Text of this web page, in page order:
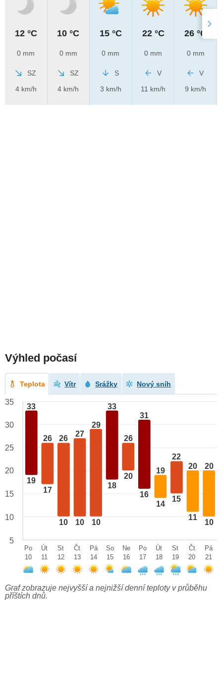
12 °C
0 mm
SZ
4 km/h
10 °C
0 mm
SZ
4 km/h
15 °C
0 mm
S
3 km/h
22 °C
0 mm
V
11 km/h
26 °C
0 mm
V
9 km/h
Výhled počasí
Teplota Vítr Srážky Nový sníh
33
19
26
17
26
10
27
10
29
10
33
18
26
20
31
16
19
14
22
15
20
11
20
10
35
30
25
20
15
10
5
Po
10
Út
11
St
12
Čt
13
Pá
14
So
15
Ne
16
Po
17
Út
18
St
19
Čt
20
Pá
21
Graf zobrazuje nejvyšší a nejnižší denní teploty v průběhu
příštích dnů.